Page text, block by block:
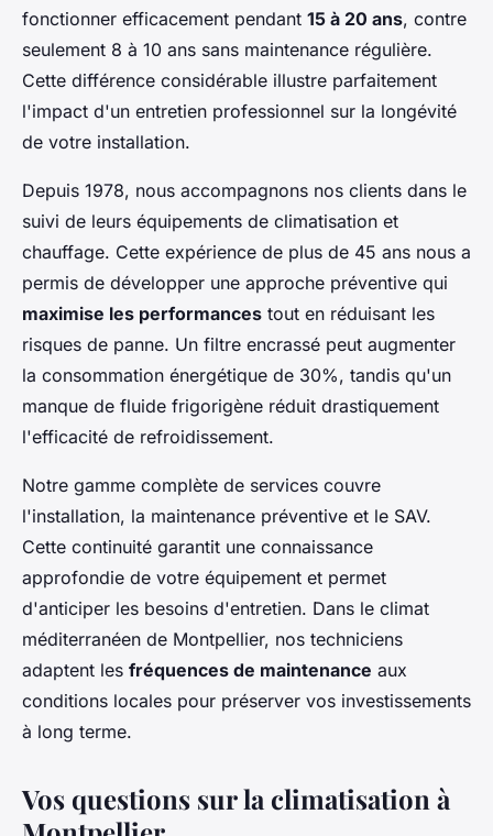
fonctionner efficacement pendant 15 à 20 ans, contre
seulement 8 à 10 ans sans maintenance régulière.
Cette différence considérable illustre parfaitement
l'impact d'un entretien professionnel sur la longévité
de votre installation.
Depuis 1978, nous accompagnons nos clients dans le
suivi de leurs équipements de climatisation et
chauffage. Cette expérience de plus de 45 ans nous a
permis de développer une approche préventive qui
maximise les performances tout en réduisant les
risques de panne. Un filtre encrassé peut augmenter
la consommation énergétique de 30%, tandis qu'un
manque de fluide frigorigène réduit drastiquement
l'efficacité de refroidissement.
Notre gamme complète de services couvre
l'installation, la maintenance préventive et le SAV.
Cette continuité garantit une connaissance
approfondie de votre équipement et permet
d'anticiper les besoins d'entretien. Dans le climat
méditerranéen de Montpellier, nos techniciens
adaptent les fréquences de maintenance aux
conditions locales pour préserver vos investissements
à long terme.
Vos questions sur la climatisation à